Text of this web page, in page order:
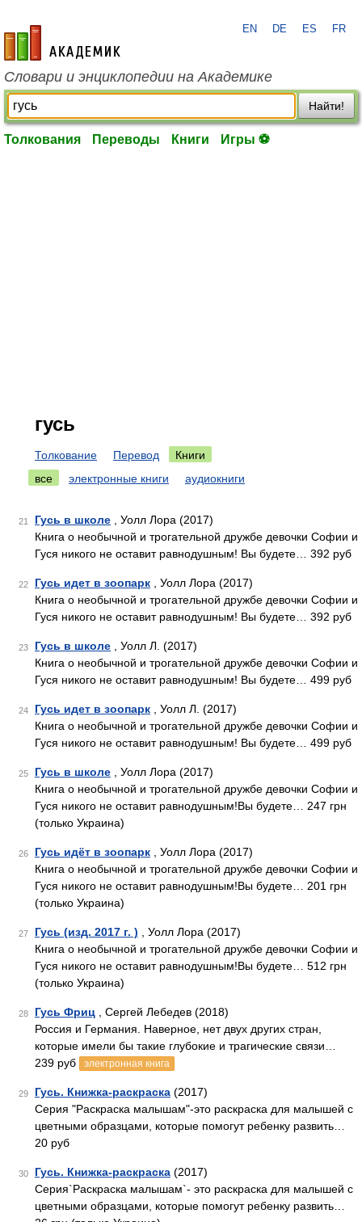
academic.ru
EN DE ES FR
Словари и энциклопедии на Академике
Найти!
Толкования Переводы Книги Игры ⚽
гусь
Толкование Перевод
Книги
все
электронные книги аудиокниги
21 Гусь в школе , Уолл Лора (2017)
Книга о необычной и трогательной дружбе девочки Софии и
Гуся никого не оставит равнодушным! Вы будете… 392 руб
22 Гусь идет в зоопарк , Уолл Лора (2017)
Книга о необычной и трогательной дружбе девочки Софии и
Гуся никого не оставит равнодушным! Вы будете… 392 руб
23 Гусь в школе , Уолл Л. (2017)
Книга о необычной и трогательной дружбе девочки Софии и
Гуся никого не оставит равнодушным! Вы будете… 499 руб
24 Гусь идет в зоопарк , Уолл Л. (2017)
Книга о необычной и трогательной дружбе девочки Софии и
Гуся никого не оставит равнодушным! Вы будете… 499 руб
25 Гусь в школе , Уолл Лора (2017)
Книга о необычной и трогательной дружбе девочки Софии и
Гуся никого не оставит равнодушным!Вы будете… 247 грн
(только Украина)
26 Гусь идёт в зоопарк , Уолл Лора (2017)
Книга о необычной и трогательной дружбе девочки Софии и
Гуся никого не оставит равнодушным!Вы будете… 201 грн
(только Украина)
27 Гусь (изд. 2017 г. ) , Уолл Лора (2017)
Книга о необычной и трогательной дружбе девочки Софии и
Гуся никого не оставит равнодушным!Вы будете… 512 грн
(только Украина)
28 Гусь Фриц , Сергей Лебедев (2018)
Россия и Германия. Наверное, нет двух других стран,
которые имели бы такие глубокие и трагические связи…
239 руб
электронная книга
29 Гусь. Книжка-раскраска (2017)
Серия "Раскраска малышам"-это раскраска для малышей с
цветными образцами, которые помогут ребенку развить…
20 руб
30 Гусь. Книжка-раскраска (2017)
Серия`Раскраска малышам`- это раскраска для малышей с
цветными образцами, которые помогут ребенку развить…